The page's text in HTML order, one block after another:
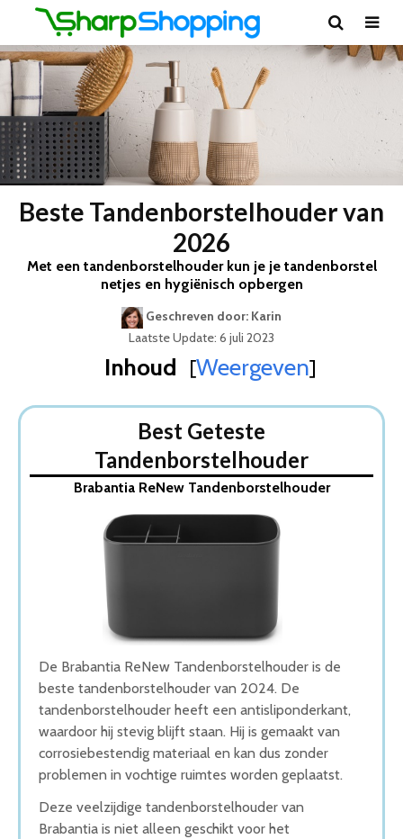
Beste Tandenborstelhouder van
2026
Met een tandenborstelhouder kun je je tandenborstel
netjes en hygiënisch opbergen
Geschreven door: Karin
Laatste Update: 6 juli 2023
Inhoud [Weergeven]
1. Brabantia ReNew Tandenborstelhouder
2. Joseph Joseph Tandenborstelorganiser
3. Roegaarden Tandenborstelhouder
5. Sealskin Grace Tandenborstelhouder
Wat is de beste Tandenborstelhouder van 2026
1. Beste Tandenborstelhouder van 2026
2. Goede Koop Tandenborstelhouder
3. Goede Prijs-Kwaliteit Tandenborstelhouder
4. Beste Budget Tandenborstelhouder van 2026
Conclusie
Best Geteste
Tandenborstelhouder
Brabantia ReNew Tandenborstelhouder
De Brabantia ReNew Tandenborstelhouder is de
beste tandenborstelhouder van 2024. De
tandenborstelhouder heeft een antisliponderkant,
waardoor hij stevig blijft staan. Hij is gemaakt van
corrosiebestendig materiaal en kan dus zonder
problemen in vochtige ruimtes worden geplaatst.
Deze veelzijdige tandenborstelhouder van
Brabantia is niet alleen geschikt voor het